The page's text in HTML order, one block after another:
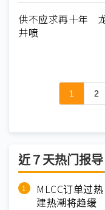
供不应求再十年
井喷
1 2
近７天热门报导
MLCC订单过
建热潮将趋缓